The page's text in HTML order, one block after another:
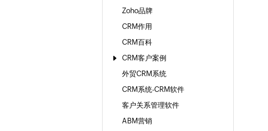
Zoho品牌
CRM作用
CRM百科
CRM客户案例
外贸CRM系统
CRM系统-CRM软件
客户关系管理软件
ABM营销